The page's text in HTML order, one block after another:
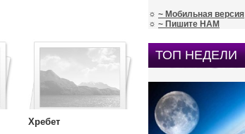
Хребет
☼ ~ Мобильная версия
☼ ~ Пишите НАМ
ТОП НЕДЕЛИ